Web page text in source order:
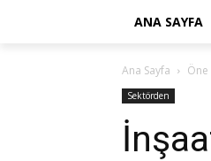
ANA SAYFA
Ana Sayfa Öne
Sektörden